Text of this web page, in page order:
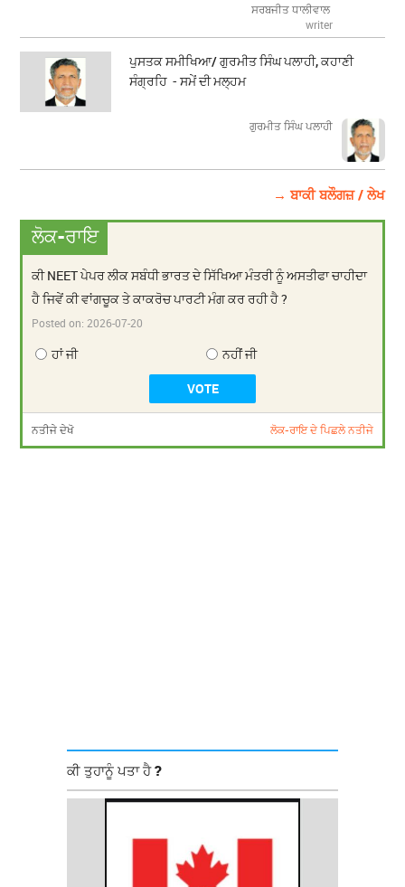
ਸਰਬਜੀਤ ਧਾਲੀਵਾਲ
writer
ਪੁਸਤਕ ਸਮੀਖਿਆ/ ਗੁਰਮੀਤ ਸਿੰਘ ਪਲਾਹੀ, ਕਹਾਣੀ
ਸੰਗ੍ਰਹਿ - ਸਮੇਂ ਦੀ ਮਲ੍ਹਮ
ਗੁਰਮੀਤ ਸਿੰਘ ਪਲਾਹੀ
→ ਬਾਕੀ ਬਲੌਗਜ਼ / ਲੇਖ
ਲੋਕ-ਰਾਇ
ਕੀ NEET ਪੇਪਰ ਲੀਕ ਸਬੰਧੀ ਭਾਰਤ ਦੇ ਸਿੱਖਿਆ ਮੰਤਰੀ ਨੂੰ ਅਸਤੀਫਾ ਚਾਹੀਦਾ
ਹੈ ਜਿਵੇਂ ਕੀ ਵਾਂਗਚੂਕ ਤੇ ਕਾਕਰੋਚ ਪਾਰਟੀ ਮੰਗ ਕਰ ਰਹੀ ਹੈ ?
Posted on: 2026-07-20
ਹਾਂ ਜੀ ਨਹੀਂ ਜੀ
ਨਤੀਜੇ ਦੇਖੋ ਲੋਕ-ਰਾਇ ਦੇ ਪਿਛਲੇ ਨਤੀਜੇ
ਕੀ ਤੁਹਾਨੂੰ ਪਤਾ ਹੈ ?